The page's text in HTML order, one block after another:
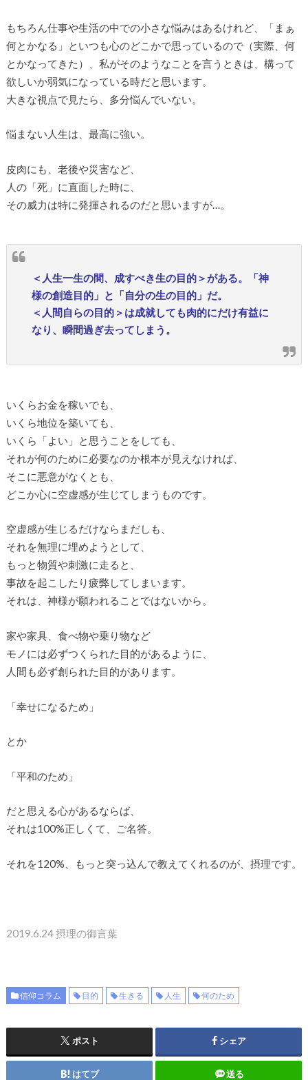
もちろん仕事や生活の中での小さな悩みはあるけれど、「まぁ
何とかなる」といつも心のどこかで思っているので（実際、何
とかなってきた）、私がそのようなことを言うときは、構って
欲しいか弱気になっている時だと思います。
大きな視点で見たら、多分悩んでいない。
悩まない人生は、最高に強い。
皮肉にも、老後や災害など、
人の「死」に直面した時に、
その威力は特に発揮されるのだと思いますが…。
＜人生一生の間、成すべき生の目的＞がある。「神
様の創造目的」と「自分の生の目的」だ。
＜人間自らの目的＞は成就しても肉的にだけ有益に
なり、瞬間過ぎ去ってしまう。
いくらお金を稼いでも、
いくら地位を築いても、
いくら「よい」と思うことをしても、
それが何のために必要なのか根本が見えなければ、
そこに悪意がなくとも、
どこか心に空虚感が生じてしまうものです。
空虚感が生じるだけならまだしも、
それを無理に埋めようとして、
もっと物質や刺激に走ると、
事故を起こしたり疲弊してしまいます。
それは、神様が願われることではないから。
家や家具、食べ物や乗り物など
モノには必ずつくられた目的があるように、
人間も必ず創られた目的があります。
「幸せになるため」
とか
「平和のため」
だと思える心があるならば、
それは100%正しくて、ご名答。
それを120%、もっと突っ込んで教えてくれるのが、摂理です。
2019.6.24 摂理の御言葉
信仰コラム 目的 生きる 人生 何のため
ポスト シェア
はてブ 送る